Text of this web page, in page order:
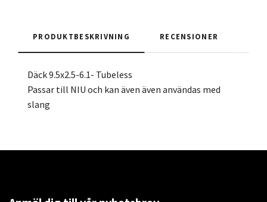
PRODUKTBESKRIVNING RECENSIONER
Däck 9.5x2.5-6.1- Tubeless
Passar till NIU och kan även även användas med
slang